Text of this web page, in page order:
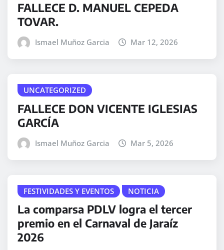
FALLECE D. MANUEL CEPEDA
TOVAR.
Ismael Muñoz Garcia Mar 12, 2026
UNCATEGORIZED
FALLECE DON VICENTE IGLESIAS
GARCÍA
Ismael Muñoz Garcia Mar 5, 2026
FESTIVIDADES Y EVENTOS NOTICIA
La comparsa PDLV logra el tercer
premio en el Carnaval de Jaraíz
2026